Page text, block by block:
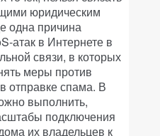
юридическим
одна причина
атак в Интернете в
связи, в которых
меры против
отправке спама. В
выполнить,
подключения
их владельцев к